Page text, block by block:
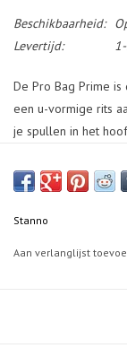
Beschikbaarheid:
Levertijd:
De Pro Bag Prime
een u-vormige rits
je spullen in het
aparte
verstelbare
Stanno
Aan verlanglijst